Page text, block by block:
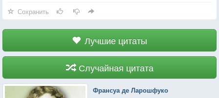
Сохранить
Лучшие цитаты
Случайная цитата
Франсуа де Ларошфуко